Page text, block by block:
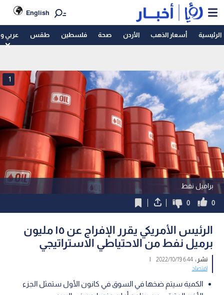
English
الرئيسية أسعار الذهب الأردن صحة فلسطين طقس عربي
براميل نفط
1
0
0
الرئيس الأمريكي يقرر الإفراج عن ١٥ مليون
برميل نفط من الاحتياطي الاستراتيجي
نشر :6:44 2022/10/19
|
اقتصاد
الكمية سيتم ضخها في السوق في كانون الأول ستمثل الجزء